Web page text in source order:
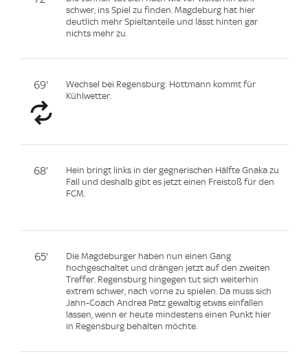
schwer, ins Spiel zu finden. Magdeburg hat hier
deutlich mehr Spieltanteile und lässt hinten gar
nichts mehr zu.
69'
Wechsel bei Regensburg: Hottmann kommt für
Kühlwetter.
68'
Hein bringt links in der gegnerischen Hälfte Gnaka zu
Fall und deshalb gibt es jetzt einen Freistoß für den
FCM.
65'
Die Magdeburger haben nun einen Gang
hochgeschaltet und drängen jetzt auf den zweiten
Treffer. Regensburg hingegen tut sich weiterhin
extrem schwer, nach vorne zu spielen. Da muss sich
Jahn-Coach Andrea Patz gewaltig etwas einfallen
lassen, wenn er heute mindestens einen Punkt hier
in Regensburg behalten möchte.